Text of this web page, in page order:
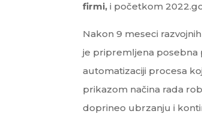
firmi,i početkom
Nakon 9 meseci
je pripremljena posebna
automatizaciji procesa
prikazom načina rada
doprineo ubrzanju i